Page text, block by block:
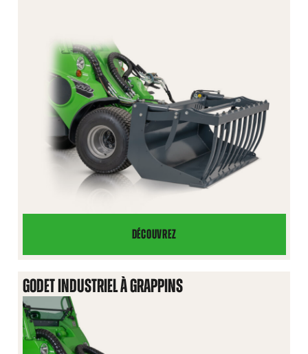
DÉCOUVREZ
GODET
MULTIFONCTION
GODET INDUSTRIEL À GRAPPINS